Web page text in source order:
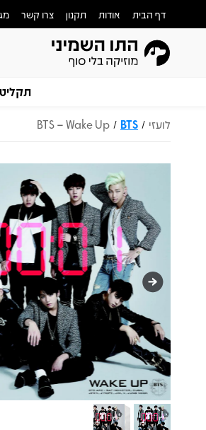
דף הבית אודות תקנון צרו קשר
לועזי /
BTS
/
BTS – Wake Up